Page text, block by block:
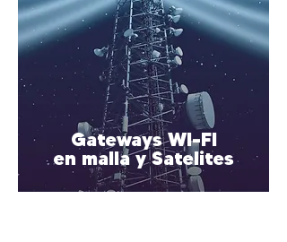
Gateways WI-FI
en malla y Satelites